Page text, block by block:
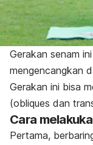
Gerakan senam
mengencangkan
Gerakan ini bisa
(obliques dan
Cara
Pertama,